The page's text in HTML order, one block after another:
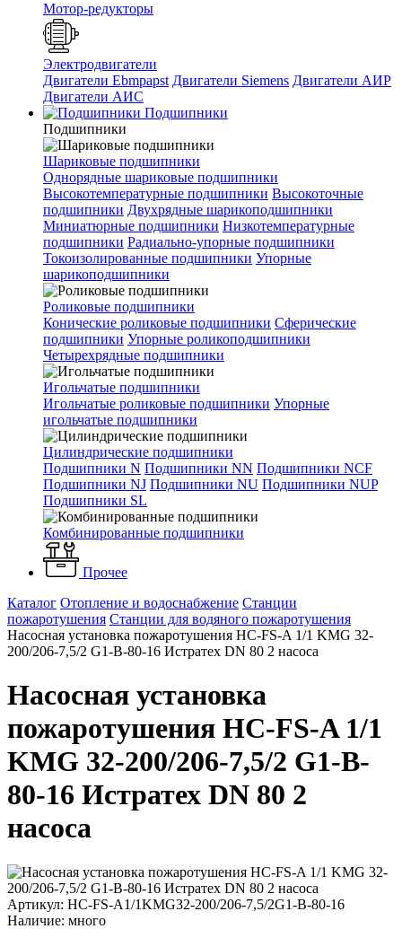
Мотор-редукторы
Электродвигатели
Двигатели Ebmpapst Двигатели Siemens Двигатели АИР
Двигатели АИС
Подшипники
Подшипники
Шариковые подшипники
Однорядные шариковые подшипники
Высокотемпературные подшипники Высокоточные
подшипники Двухрядные шарикоподшипники
Миниатюрные подшипники Низкотемпературные
подшипники Радиально-упорные подшипники
Токоизолированные подшипники Упорные
шарикоподшипники
Роликовые подшипники
Конические роликовые подшипники Сферические
подшипники Упорные роликоподшипники
Четырехрядные подшипники
Игольчатые подшипники
Игольчатые роликовые подшипники Упорные
игольчатые подшипники
Цилиндрические подшипники
Подшипники N Подшипники NN Подшипники NCF
Подшипники NJ Подшипники NU Подшипники NUP
Подшипники SL
Комбинированные подшипники
Прочее
Каталог Отопление и водоснабжение Станции
пожаротушения Станции для водяного пожаротушения
Насосная установка пожаротушения HC-FS-A 1/1 KMG 32-
200/206-7,5/2 G1-B-80-16 Истратех DN 80 2 насоса
Насосная установка
пожаротушения HC-FS-A 1/1
KMG 32-200/206-7,5/2 G1-B-
80-16 Истратех DN 80 2
насоса
Артикул: HC-FS-A1/1KMG32-200/206-7,5/2G1-B-80-16
Наличие: много